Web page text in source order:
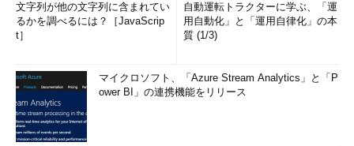
文字列が他の文字列に含まれてい
るかを調べるには？［JavaScrip
t］
自動運転トラクターに学ぶ、「運
用自動化」と「運用自律化」の本
質 (1/3)
マイクロソフト、「Azure Stream Analytics」と「P
ower BI」の連携機能をリリース